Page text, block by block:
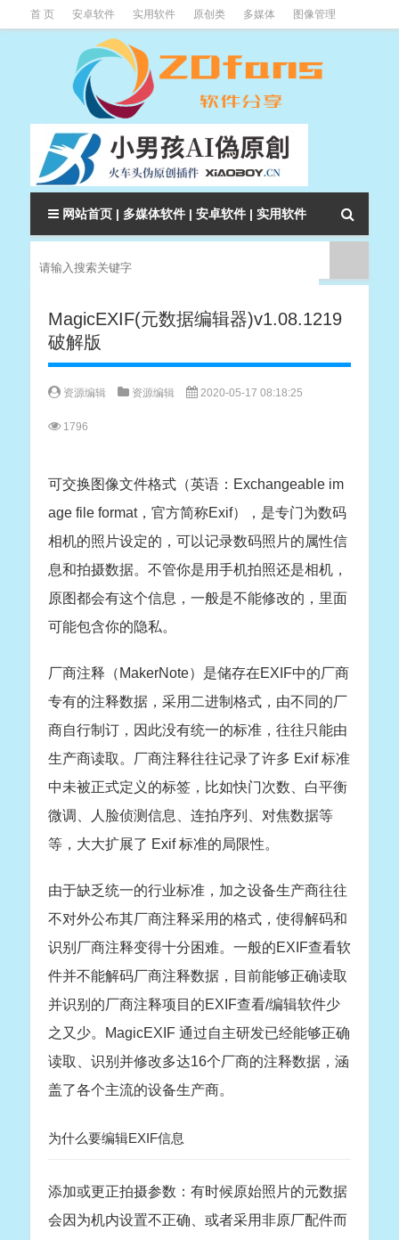
首 页 安卓软件 实用软件 原创类 多媒体 图像管理
下载类
网站首页 | 多媒体软件 | 安卓软件 | 实用软件
MagicEXIF(元数据编辑器)v1.08.1219
破解版
资源编辑 资源编辑 2020-05-17 08:18:25
1796
可交换图像文件格式（英语：Exchangeable im
age file format，官方简称Exif），是专门为数码
相机的照片设定的，可以记录数码照片的属性信
息和拍摄数据。不管你是用手机拍照还是相机，
原图都会有这个信息，一般是不能修改的，里面
可能包含你的隐私。
厂商注释（MakerNote）是储存在EXIF中的厂商
专有的注释数据，采用二进制格式，由不同的厂
商自行制订，因此没有统一的标准，往往只能由
生产商读取。厂商注释往往记录了许多 Exif 标准
中未被正式定义的标签，比如快门次数、白平衡
微调、人脸侦测信息、连拍序列、对焦数据等
等，大大扩展了 Exif 标准的局限性。
由于缺乏统一的行业标准，加之设备生产商往往
不对外公布其厂商注释采用的格式，使得解码和
识别厂商注释变得十分困难。一般的EXIF查看软
件并不能解码厂商注释数据，目前能够正确读取
并识别的厂商注释项目的EXIF查看/编辑软件少
之又少。MagicEXIF 通过自主研发已经能够正确
读取、识别并修改多达16个厂商的注释数据，涵
盖了各个主流的设备生产商。
为什么要编辑EXIF信息
添加或更正拍摄参数：有时候原始照片的元数据
会因为机内设置不正确、或者采用非原厂配件而